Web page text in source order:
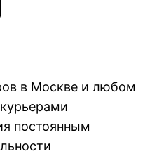
в Москве и любом
постоянным